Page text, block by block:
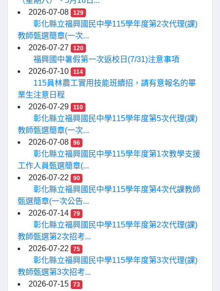
2026-07-08
129
彰化縣立福興國民中學115學年度第2次代理(課)
教師甄選簡章(一次...
2026-07-27
120
福興國中暑假第一次返校日(7/31)注意事項
2026-07-10
114
115員林農工實用技能班續招，請有意報名的畢
業生注意日程
2026-07-29
110
彰化縣立福興國民中學115學年度第5次代理(課)
教師甄選簡章(一次...
2026-07-08
96
彰化縣立福興國民中學115學年度第1次教學支援
工作人員甄選簡章(...
2026-07-22
90
彰化縣立福興國民中學115學年度第4次代課教師
甄選簡章(一次公告...
2026-07-14
79
彰化縣立福興國民中學115學年度第2次代理(課)
教師甄選第2次招考...
2026-07-22
75
彰化縣立福興國民中學115學年度第3次代理(課)
教師甄選第3次招考...
2026-07-15
73